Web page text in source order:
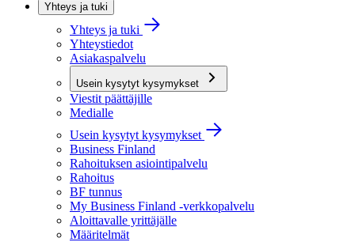
Yhteys ja tuki
Yhteys ja tuki
Yhteystiedot
Asiakaspalvelu
Usein kysytyt kysymykset
Viestit päättäjille
Medialle
Usein kysytyt kysymykset
Business Finland
Rahoituksen asiointipalvelu
Rahoitus
BF tunnus
My Business Finland -verkkopalvelu
Aloittavalle yrittäjälle
Määritelmät